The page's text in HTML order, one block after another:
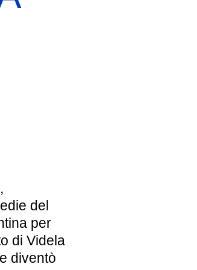
del
per
di Videla
diventò